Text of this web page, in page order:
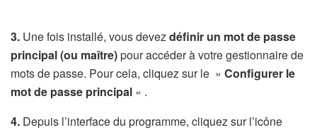
3. Une fois installé, vous devezdéfinir un mot de passe
principal (ou maître)pour accéder à votre gestionnaire de
mots de passe. Pour cela, cliquez sur le » Configurer le
mot de passe principal « .
4. Depuis l’interface du programme, cliquez sur l’icône